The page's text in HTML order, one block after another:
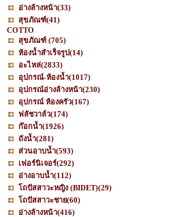
อ่างล้างหน้า(33)
สุขภัณฑ์(41)
COTTO
สุขภัณฑ์ (705)
ห้องน้ำสำเร็จรูป(14)
อะไหล่(2833)
อุปกรณ์-ห้องน้ำ(1017)
อุปกรณ์อ่างล้างหน้า(230)
อุปกรณ์ ห้องครัว(167)
ฟลัชวาล์ว(174)
ก๊อกน้ำ(1926)
ถังน้ำ(281)
ส่วนอาบน้ำ(593)
เฟอร์นิเจอร์(292)
อ่างอาบน้ำ(112)
โถปัสสาวะหญิง (BIDET)(29)
โถปัสสาวะชาย(60)
อ่างล้างหน้า(416)